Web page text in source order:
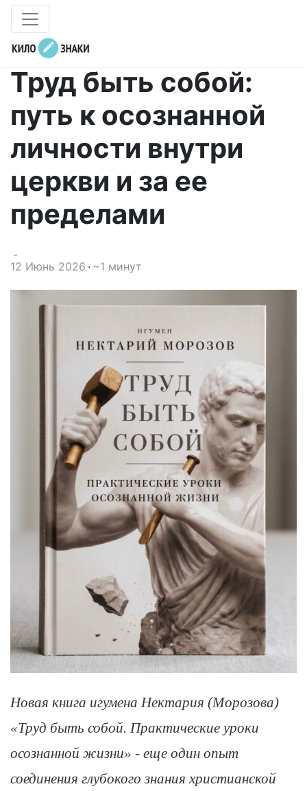
Труд быть собой:
путь к осознанной
личности внутри
церкви и за ее
пределами
12 Июнь 2026 ~1 минут
Новая книга игумена Нектария (Морозова)
«Труд быть собой. Практические уроки
осознанной жизни» - еще один опыт
соединения глубокого знания христианской